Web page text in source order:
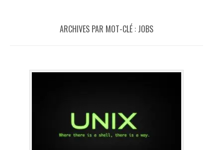
ARCHIVES PAR MOT-CLÉ : JOBS